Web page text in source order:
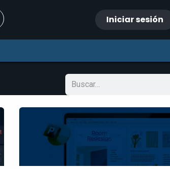
Iniciar sesión